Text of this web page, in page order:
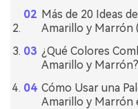
Más de 20 Ideas
Amarillo y Marrón
¿Qué Colores
Amarillo y Marrón?
Cómo Usar una
Amarillo y Marrón